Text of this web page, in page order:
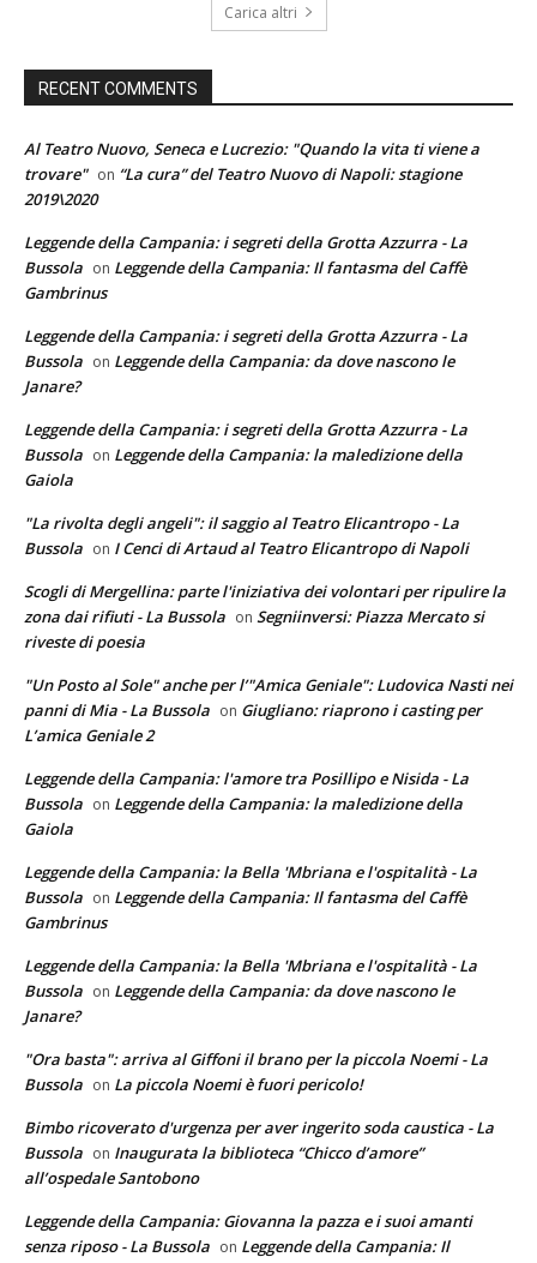
Carica altri
RECENT COMMENTS
Al Teatro Nuovo, Seneca e Lucrezio: "Quando la vita ti viene a
trovare" on “La cura” del Teatro Nuovo di Napoli: stagione
2019\2020
Leggende della Campania: i segreti della Grotta Azzurra - La
Bussola on Leggende della Campania: Il fantasma del Caffè
Gambrinus
Leggende della Campania: i segreti della Grotta Azzurra - La
Bussola on Leggende della Campania: da dove nascono le
Janare?
Leggende della Campania: i segreti della Grotta Azzurra - La
Bussola on Leggende della Campania: la maledizione della
Gaiola
"La rivolta degli angeli": il saggio al Teatro Elicantropo - La
Bussola on I Cenci di Artaud al Teatro Elicantropo di Napoli
Scogli di Mergellina: parte l'iniziativa dei volontari per ripulire la
zona dai rifiuti - La Bussola on Segniinversi: Piazza Mercato si
riveste di poesia
"Un Posto al Sole" anche per l’"Amica Geniale": Ludovica Nasti nei
panni di Mia - La Bussola on Giugliano: riaprono i casting per
L’amica Geniale 2
Leggende della Campania: l'amore tra Posillipo e Nisida - La
Bussola on Leggende della Campania: la maledizione della
Gaiola
Leggende della Campania: la Bella 'Mbriana e l'ospitalità - La
Bussola on Leggende della Campania: Il fantasma del Caffè
Gambrinus
Leggende della Campania: la Bella 'Mbriana e l'ospitalità - La
Bussola on Leggende della Campania: da dove nascono le
Janare?
"Ora basta": arriva al Giffoni il brano per la piccola Noemi - La
Bussola on La piccola Noemi è fuori pericolo!
Bimbo ricoverato d'urgenza per aver ingerito soda caustica - La
Bussola on Inaugurata la biblioteca “Chicco d’amore”
all’ospedale Santobono
Leggende della Campania: Giovanna la pazza e i suoi amanti
senza riposo - La Bussola on Leggende della Campania: Il